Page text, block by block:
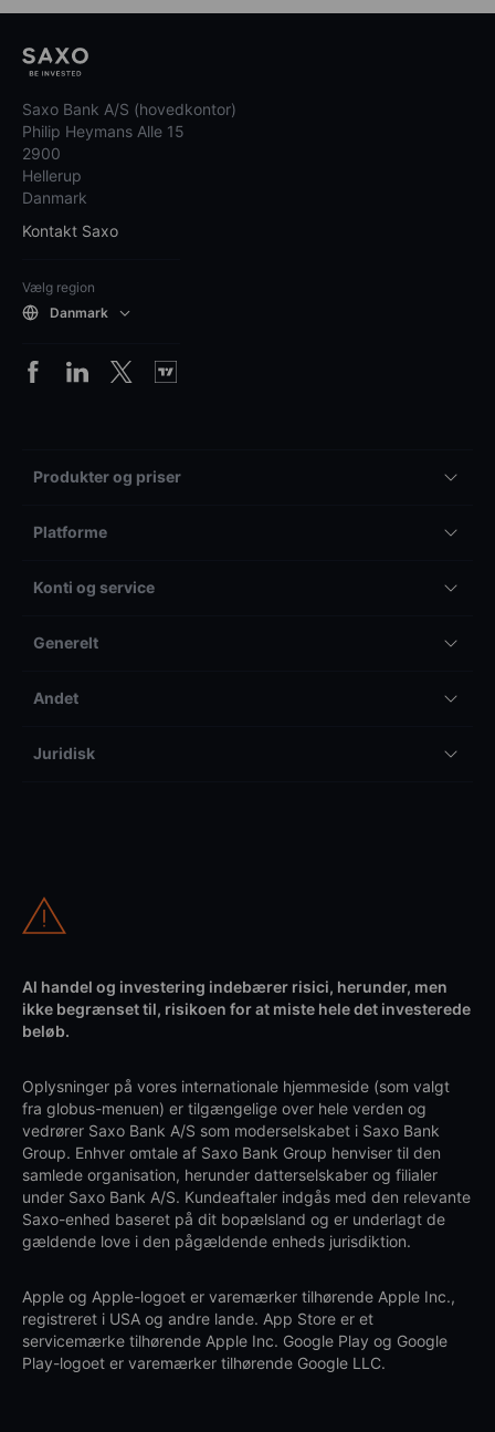
Saxo Bank A/S (hovedkontor)
Philip Heymans Alle 15
2900
Hellerup
Danmark
Kontakt Saxo
Vælg region
Danmark
Produkter og priser
Platforme
Konti og service
Generelt
Andet
Juridisk
Al handel og investering indebærer risici, herunder, men
ikke begrænset til, risikoen for at miste hele det investerede
beløb.
Oplysninger på vores internationale hjemmeside (som valgt
fra globus-menuen) er tilgængelige over hele verden og
vedrører Saxo Bank A/S som moderselskabet i Saxo Bank
Group. Enhver omtale af Saxo Bank Group henviser til den
samlede organisation, herunder datterselskaber og filialer
under Saxo Bank A/S. Kundeaftaler indgås med den relevante
Saxo-enhed baseret på dit bopælsland og er underlagt de
gældende love i den pågældende enheds jurisdiktion.
Apple og Apple-logoet er varemærker tilhørende Apple Inc.,
registreret i USA og andre lande. App Store er et
servicemærke tilhørende Apple Inc. Google Play og Google
Play-logoet er varemærker tilhørende Google LLC.